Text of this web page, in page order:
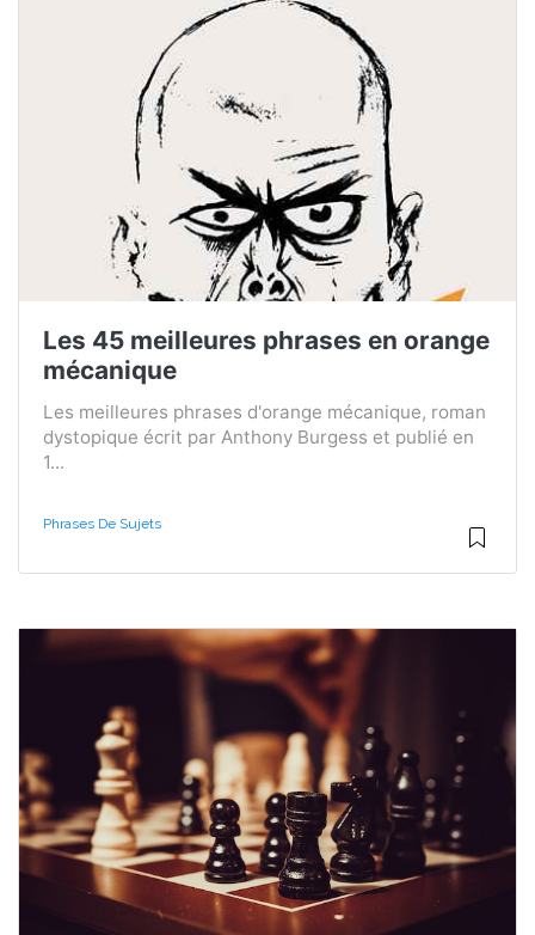
Les 45 meilleures phrases en orange
mécanique
Les meilleures phrases d'orange mécanique, roman
dystopique écrit par Anthony Burgess et publié en
1...
Phrases De Sujets